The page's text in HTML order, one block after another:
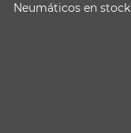
Neumáticos en stock